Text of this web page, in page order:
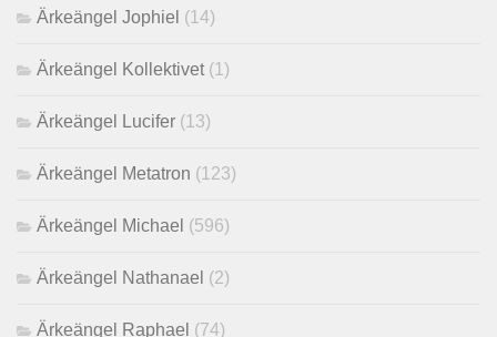
Ärkeängel Jophiel (14)
Ärkeängel Kollektivet (1)
Ärkeängel Lucifer (13)
Ärkeängel Metatron (123)
Ärkeängel Michael (596)
Ärkeängel Nathanael (2)
Ärkeängel Raphael (74)